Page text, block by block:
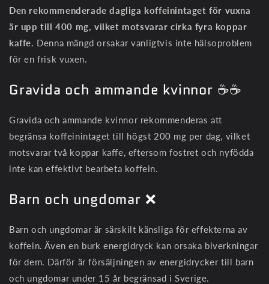
Den rekommenderade dagliga koffeinintaget för vuxna
är upp till 400 mg, vilket motsvarar cirka fyra koppar
kaffe. Denna mängd orsakar vanligtvis inte hälsoproblem
för en frisk vuxen.
Gravida och ammande kvinnor ☕☕
Gravida och ammande kvinnor rekommenderas att
begränsa koffeinintaget till högst 200 mg per dag, vilket
motsvarar två koppar kaffe, eftersom fostret och nyfödda
inte kan effektivt bearbeta koffein.
Barn och ungdomar ❌
Barn och ungdomar är särskilt känsliga för effekterna av
koffein. Även en burk energidryck kan orsaka biverkningar
för dem. Därför är försäljningen av energidrycker till barn
och ungdomar under 15 år begränsad i Sverige.